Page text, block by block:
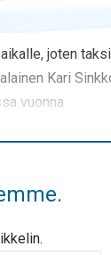
joten
Kari
vuonna